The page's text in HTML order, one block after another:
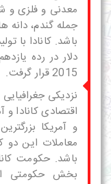
معدنی و فلزی و
جمله گندم، دانه
دلار در رده
2015 قرار گرفت.
نزدیکی
اقتصادی کانادا و
و آمریکا
معاملات این دو
باشد. حکومت
بخش حکومتی